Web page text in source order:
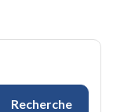
Recherche